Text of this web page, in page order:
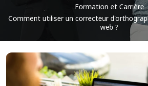
Formation et Carrière
Comment utiliser un correcteur
web ?